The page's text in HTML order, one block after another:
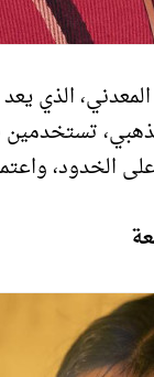
الذي يعد
الخدود،